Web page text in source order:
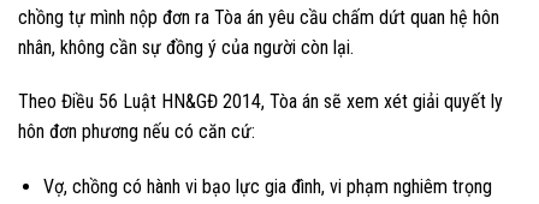
chồng tự mình nộp đơn ra Tòa án yêu cầu chấm dứt quan hệ hôn
nhân, không cần sự đồng ý của người còn lại.
Theo Điều 56 Luật HN&GĐ 2014, Tòa án sẽ xem xét giải quyết ly
hôn đơn phương nếu có căn cứ:
Vợ, chồng có hành vi bạo lực gia đình, vi phạm nghiêm trọng